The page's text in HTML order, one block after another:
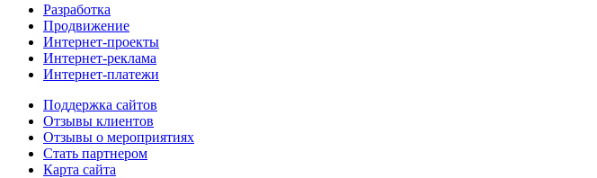
Разработка
Продвижение
Интернет-проекты
Интернет-реклама
Интернет-платежи
Поддержка сайтов
Отзывы клиентов
Отзывы о мероприятиях
Стать партнером
Карта сайта